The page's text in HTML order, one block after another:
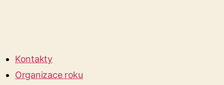
Kontakty
Organizace roku